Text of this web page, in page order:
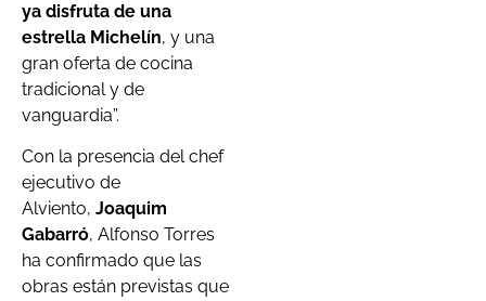
ya disfruta de una
estrella Michelín, y una
gran oferta de cocina
tradicional y de
vanguardia”.
Con la presencia del chef
ejecutivo de
Alviento, Joaquim
Gabarró, Alfonso Torres
ha confirmado que las
obras están previstas que